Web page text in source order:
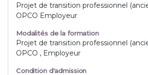
Projet de transition professionnel
OPCO Employeur
Modalités de la formation
Projet de transition professionnel
OPCO , Employeur
Condition d'admission